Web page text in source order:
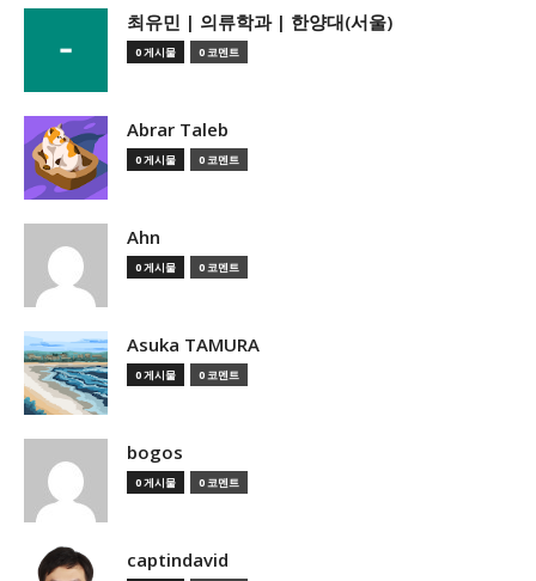
­최유민 | 의류학과 | 한양대(서울)
0 게시물 0 코멘트
Abrar Taleb
0 게시물 0 코멘트
Ahn
0 게시물 0 코멘트
Asuka TAMURA
0 게시물 0 코멘트
bogos
0 게시물 0 코멘트
captindavid